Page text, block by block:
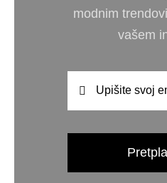
modnim
vašem